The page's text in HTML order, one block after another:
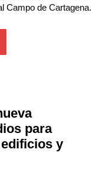
Campo de Cartagena.
para
y